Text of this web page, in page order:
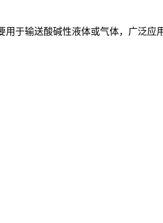
于输送酸碱性液体或气体，广泛应